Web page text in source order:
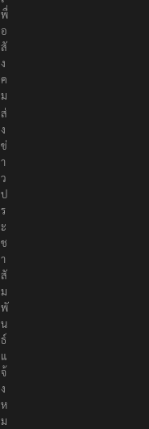
พื่
อ
สั
ง
ค
ม
ส่
ง
ข่
า
ว
ป
ร
ะ
ช
า
สั
ม
พั
น
ธ์
แ
จ้
ง
ห
ม